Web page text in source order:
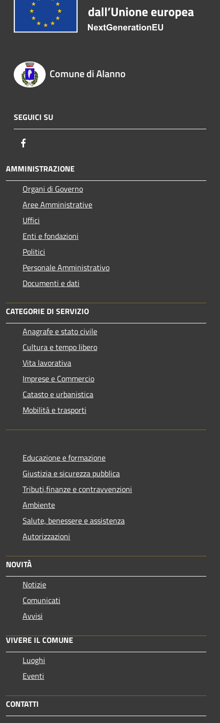
Comune di Alanno
SEGUICI SU
AMMINISTRAZIONE
Organi di Governo
Aree Amministrative
Uffici
Enti e fondazioni
Politici
Personale Amministrativo
Documenti e dati
CATEGORIE DI SERVIZIO
Anagrafe e stato civile
Cultura e tempo libero
Vita lavorativa
Imprese e Commercio
Catasto e urbanistica
Mobilità e trasporti
Educazione e formazione
Giustizia e sicurezza pubblica
Tributi,finanze e contravvenzioni
Ambiente
Salute, benessere e assistenza
Autorizzazioni
NOVITÀ
Notizie
Comunicati
Avvisi
VIVERE IL COMUNE
Luoghi
Eventi
CONTATTI